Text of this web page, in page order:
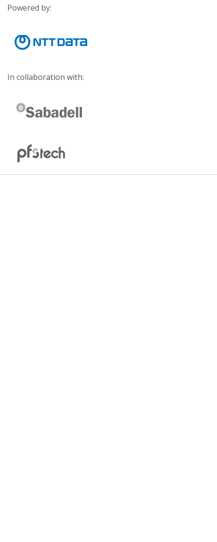
Powered by:
In collaboration with: